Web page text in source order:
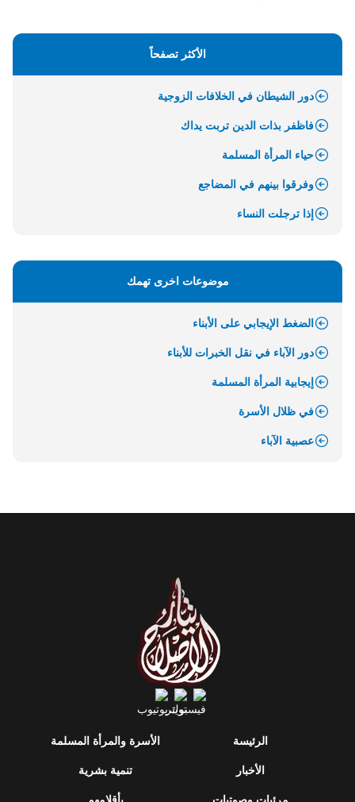
الأكثر تصفحاً
دور الشيطان في الخلافات الزوجية
فاظفر بذات الدين تربت يداك
حياء المرأة المسلمة
وفرقوا بينهم في المضاجع
إذا ترجلت النساء
موضوعات اخرى تهمك
الضغط الإيجابي على الأبناء
دور الآباء في نقل الخبرات للأبناء
إيجابية المرأة المسلمة
في ظلال الأسرة
عصبية الآباء
الرئيسة
الأخبار
الأسرة والمرأة المسلمة
تنمية بشرية